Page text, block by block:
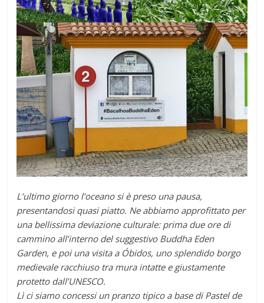
L’ultimo giorno l’oceano si è preso una pausa,
presentandosi quasi piatto. Ne abbiamo approfittato per
una bellissima deviazione culturale: prima due ore di
cammino all’interno del suggestivo Buddha Eden
Garden, e poi una visita a Óbidos, uno splendido borgo
medievale racchiuso tra mura intatte e giustamente
protetto dall’UNESCO.
Lì ci siamo concessi un pranzo tipico a base di Pastel de